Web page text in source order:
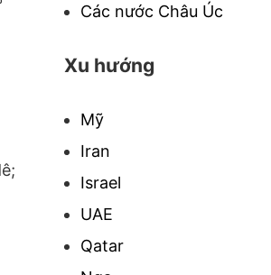
Các nước Châu Úc
Xu hướng
Mỹ
Iran
Israel
UAE
Qatar